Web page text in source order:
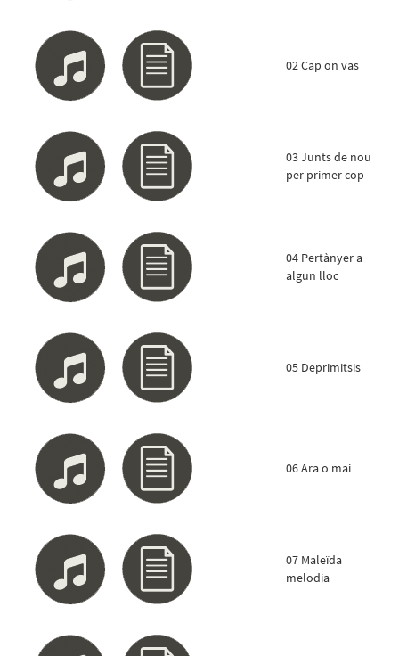
02 Cap on vas
03 Junts de nou
per primer cop
04 Pertànyer a
algun lloc
05 Deprimitsis
06 Ara o mai
07 Maleïda
melodia